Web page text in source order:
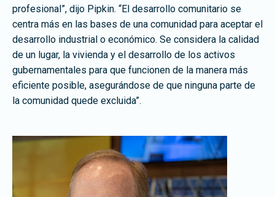
profesional”, dijo Pipkin. “El desarrollo comunitario se
centra más en las bases de una comunidad para aceptar el
desarrollo industrial o económico. Se considera la calidad
de un lugar, la vivienda y el desarrollo de los activos
gubernamentales para que funcionen de la manera más
eficiente posible, asegurándose de que ninguna parte de
la comunidad quede excluida”.